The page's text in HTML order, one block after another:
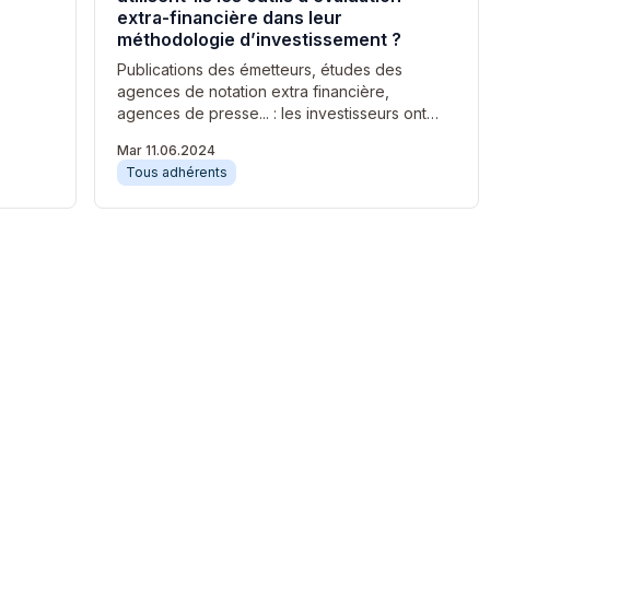
extra-financière dans leur
méthodologie d’investissement ?
Publications des émetteurs, études des
agences de notation extra financière,
agences de presse... : les investisseurs ont…
Mar 11.06.2024
Tous adhérents